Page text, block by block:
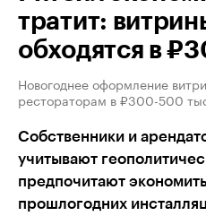
тратит:
обходятся в
Новогоднее оформление
рестораторам в ₽300-500
Собственники и
учитывают
предпочитают
прошлогодних